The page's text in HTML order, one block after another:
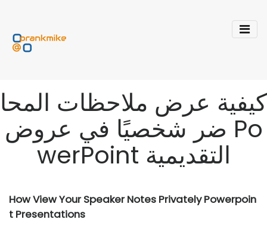
كيفية عرض ملاحظات المحا
ضر شخصيًا في عروض Po
werPoint التقديمية
How View Your Speaker Notes Privately Powerpoin
t Presentations